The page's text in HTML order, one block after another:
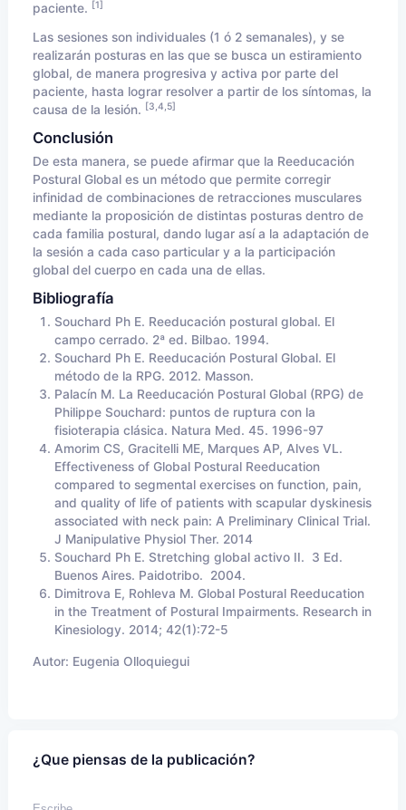
paciente. [1]
Las sesiones son individuales (1 ó 2 semanales), y se
realizarán posturas en las que se busca un estiramiento
global, de manera progresiva y activa por parte del
paciente, hasta lograr resolver a partir de los síntomas, la
causa de la lesión. [3,4,5]
Conclusión
De esta manera, se puede afirmar que la Reeducación
Postural Global es un método que permite corregir
infinidad de combinaciones de retracciones musculares
mediante la proposición de distintas posturas dentro de
cada familia postural, dando lugar así a la adaptación de
la sesión a cada caso particular y a la participación
global del cuerpo en cada una de ellas.
Bibliografía
Souchard Ph E. Reeducación postural global. El
campo cerrado. 2ª ed. Bilbao. 1994.
Souchard Ph E. Reeducación Postural Global. El
método de la RPG. 2012. Masson.
Palacín M. La Reeducación Postural Global (RPG) de
Philippe Souchard: puntos de ruptura con la
fisioterapia clásica. Natura Med. 45. 1996-97
Amorim CS, Gracitelli ME, Marques AP, Alves VL.
Effectiveness of Global Postural Reeducation
compared to segmental exercises on function, pain,
and quality of life of patients with scapular dyskinesis
associated with neck pain: A Preliminary Clinical Trial.
J Manipulative Physiol Ther. 2014
Souchard Ph E. Stretching global activo II. 3 Ed.
Buenos Aires. Paidotribo. 2004.
Dimitrova E, Rohleva M. Global Postural Reeducation
in the Treatment of Postural Impairments. Research in
Kinesiology. 2014; 42(1):72-5
Autor: Eugenia Olloquiegui
¿Que piensas de la publicación?